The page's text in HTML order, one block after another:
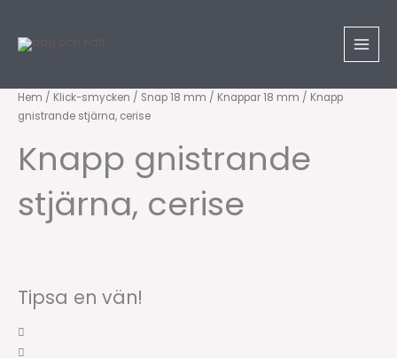
innehåll
Hem / Klick-smycken / Snap 18 mm / Knappar 18 mm / Knapp
gnistrande stjärna, cerise
Knapp gnistrande
stjärna, cerise
Tipsa en vän!
Knapp
gnistrande
cerise